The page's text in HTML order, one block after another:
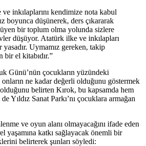
inkılaplarını kendimize nota kabul
boyunca düşünerek, ders çıkararak
bir toplum olma yolunda sizlere
düşüyor. Atatürk ilke ve inkılapları
Uymamız gereken, takip
bir el kitabıdır.”
Günü’nün çocukların yüzündeki
onların ne kadar değerli olduğunu göstermek
belirten Kırok, bu kapsamda hem
Yıldız Sanat Parkı’nı çocuklara armağan
ve oyun alanı olmayacağını ifade eden
yaşamına katkı sağlayacak önemli bir
belirterek şunları söyledi: